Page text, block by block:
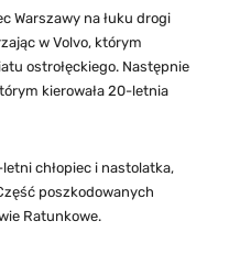
Warszawy na łuku drogi
w Volvo, którym
ostrołęckiego. Następnie
kierowała 20-letnia
chłopiec i nastolatka,
poszkodowanych
Ratunkowe.